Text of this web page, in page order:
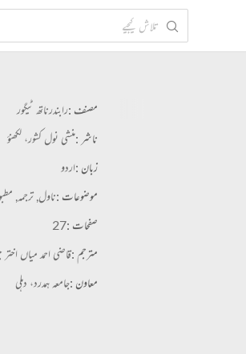
مصنف :رابندرناتھ ٹیگور
ناشر :منشی نول کشور، لکھنؤ
زبان :اردو
موضوعات :ناول, ترجمہ,
صفحات :27
مترجم :قاضی احمد میاں اختر
معاون :جامعہ ہمدرد، دہلی